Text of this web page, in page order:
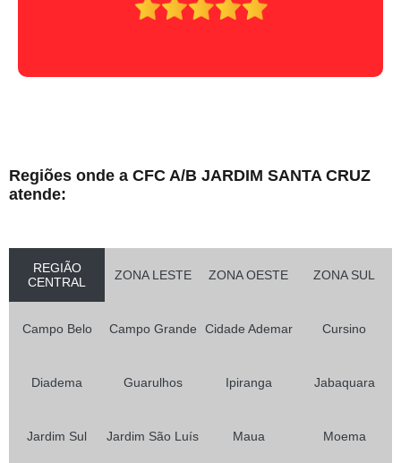
Regiões onde a CFC A/B JARDIM SANTA CRUZ
atende:
REGIÃO
CENTRAL
ZONA LESTE ZONA OESTE ZONA SUL
Campo Belo Campo Grande Cidade Ademar Cursino
Diadema Guarulhos Ipiranga Jabaquara
Jardim Sul Jardim São Luís Maua Moema